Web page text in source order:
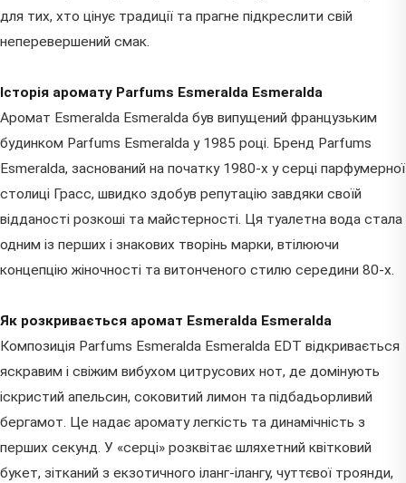
для тих, хто цінує традиції та прагне підкреслити свій
неперевершений смак.
Історія аромату Parfums Esmeralda Esmeralda
Аромат Esmeralda Esmeralda був випущений французьким
будинком Parfums Esmeralda у 1985 році. Бренд Parfums
Esmeralda, заснований на початку 1980-х у серці парфумерної
столиці Грасс, швидко здобув репутацію завдяки своїй
відданості розкоші та майстерності. Ця туалетна вода стала
одним із перших і знакових творінь марки, втілюючи
концепцію жіночності та витонченого стилю середини 80-х.
Як розкривається аромат Esmeralda Esmeralda
Композиція Parfums Esmeralda Esmeralda EDT відкривається
яскравим і свіжим вибухом цитрусових нот, де домінують
іскристий апельсин, соковитий лимон та підбадьорливий
бергамот. Це надає аромату легкість та динамічність з
перших секунд. У «серці» розквітає шляхетний квітковий
букет, зітканий з екзотичного іланг-ілангу, чуттєвої троянди,